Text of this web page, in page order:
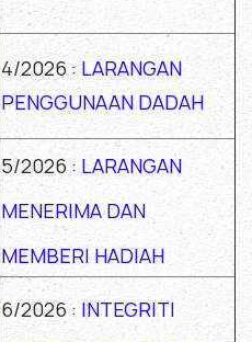
4/2026 : LARANGAN
PENGGUNAAN DADAH
5/2026 : LARANGAN
MENERIMA DAN
MEMBERI HADIAH
6/2026 : INTEGRITI